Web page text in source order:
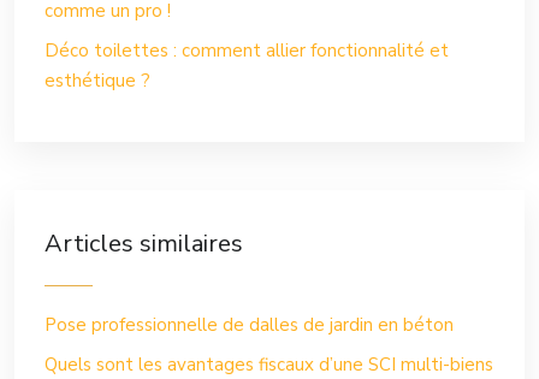
comme un pro !
Déco toilettes : comment allier fonctionnalité et
esthétique ?
Articles similaires
Pose professionnelle de dalles de jardin en béton
Quels sont les avantages fiscaux d’une SCI multi-biens